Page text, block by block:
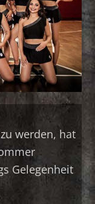
werden, hat
Gelegenheit